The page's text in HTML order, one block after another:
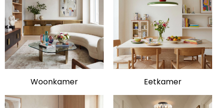
Woonkamer Eetkamer